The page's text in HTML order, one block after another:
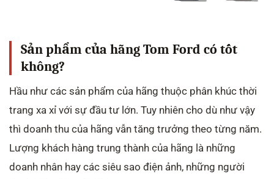
Sản phẩm của hãng Tom Ford có tốt
không?
Hầu như các sản phẩm của hãng thuộc phân khúc thời
trang xa xỉ với sự đầu tư lớn. Tuy nhiên cho dù như vậy
thì doanh thu của hãng vẫn tăng trưởng theo từng năm.
Lượng khách hàng trung thành của hãng là những
doanh nhân hay các siêu sao điện ảnh, những người